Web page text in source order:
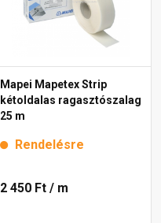
Mapei Mapetex Strip
kétoldalas ragasztószalag
25 m
Rendelésre
2 450 Ft / m